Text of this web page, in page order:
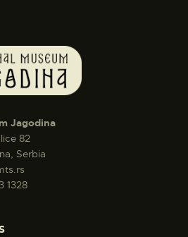
Jagodina
82
Serbia
1328